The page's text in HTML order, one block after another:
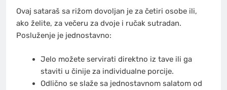
Ovaj sataraš sa rižom dovoljan je za četiri osobe ili,
ako želite, za večeru za dvoje i ručak sutradan.
Posluženje je jednostavno:
Jelo možete servirati direktno iz tave ili ga
staviti u činije za individualne porcije.
Odlično se slaže sa jednostavnom salatom od